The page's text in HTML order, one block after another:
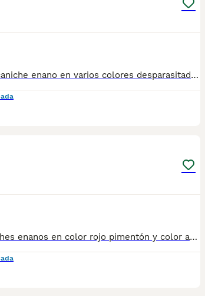
Preciosa camada de caniche enano en varios colores desparasitados vacunados pasaporte y microchip opción a pedigree hacemos envío y puede pagar si quiere más vídeo e información puede llamar al teléfono 600881366
Disponemos de caniches enanos en color rojo pimentón y color apricot se entrega con su documentación pasaporte y microchip vacunas y desparasitación hacemos envío a cualquier provincia y para su tranquilidad pueden pagar a contrareembolso no duden en contactar son auténticas miniaturas con una calidad de pelo extraordinaria 600881366